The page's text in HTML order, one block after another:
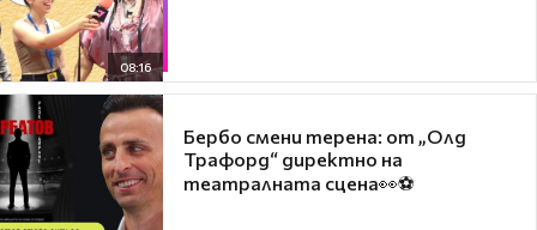
08:16
Бербо смени терена: от „Олд
Трафорд“ директно на
театралната сцена👀⚽